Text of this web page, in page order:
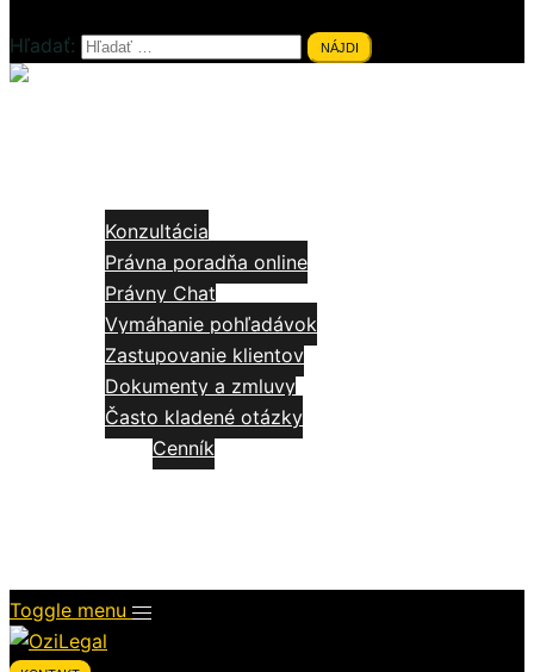
Hľadať:
Konzultácia
Právna poradňa online
Právny Chat
Vymáhanie pohľadávok
Zastupovanie klientov
Dokumenty a zmluvy
Často kladené otázky
Cenník
Toggle menu